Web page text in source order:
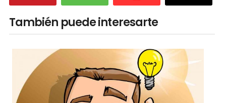
También puede interesarte